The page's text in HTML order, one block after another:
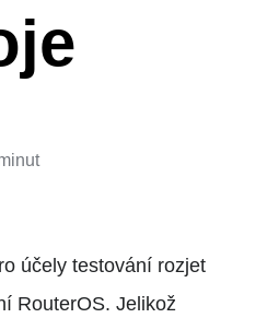
účely testování rozjet
RouterOS. Jelikož